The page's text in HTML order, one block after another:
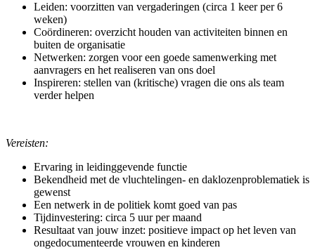
Leiden: voorzitten van vergaderingen (circa 1 keer per 6
weken)
Coördineren: overzicht houden van activiteiten binnen en
buiten de organisatie
Netwerken: zorgen voor een goede samenwerking met
aanvragers en het realiseren van ons doel
Inspireren: stellen van (kritische) vragen die ons als team
verder helpen
Vereisten:
Ervaring in leidinggevende functie
Bekendheid met de vluchtelingen- en daklozenproblematiek is
gewenst
Een netwerk in de politiek komt goed van pas
Tijdinvestering: circa 5 uur per maand
Resultaat van jouw inzet: positieve impact op het leven van
ongedocumenteerde vrouwen en kinderen